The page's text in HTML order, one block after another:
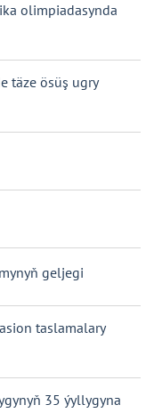
olimpiadasynda
täze ösüş ugry
geljegi
taslamalary
35 ýyllygyna